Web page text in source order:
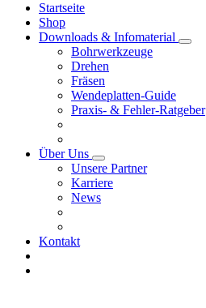
Startseite
Shop
Downloads & Infomaterial
Bohrwerkzeuge
Drehen
Fräsen
Wendeplatten-Guide
Praxis- & Fehler-Ratgeber
Über Uns
Unsere Partner
Karriere
News
Kontakt